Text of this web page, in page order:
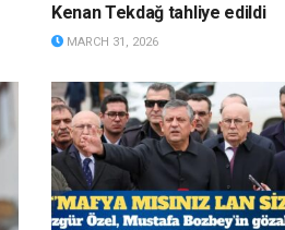
Kenan Tekdağ tahliye edildi
MARCH 31, 2026